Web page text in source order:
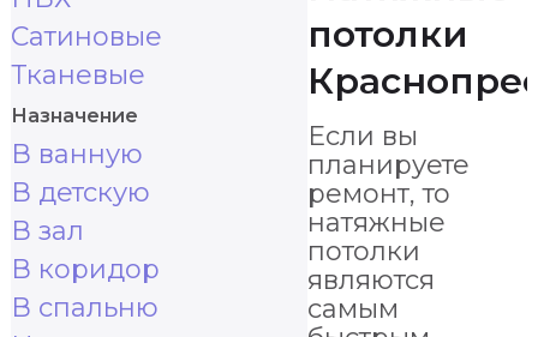
Сатиновые
Тканевые
Назначение
В ванную
В детскую
В зал
В коридор
В спальню
потолки
Если вы
планируете
ремонт, то
натяжные
потолки
являются
самым